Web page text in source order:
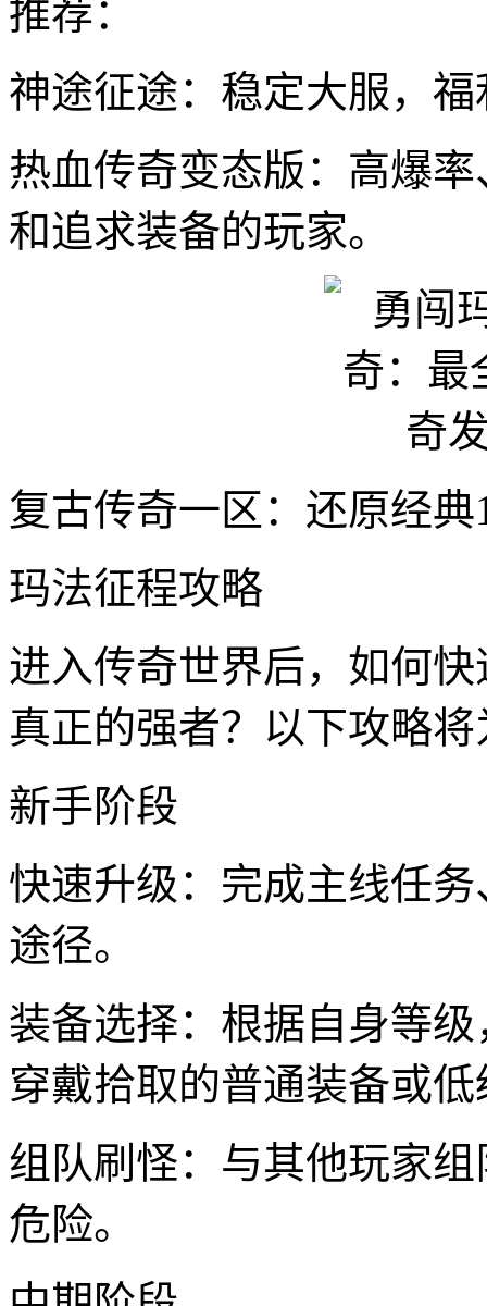
推荐：
神途征途：稳定大服，
热血传奇变态版：高爆
和追求装备的玩家。
复古传奇一区：还原经
玛法征程攻略
进入传奇世界后，如何
真正的强者？以下攻略
新手阶段
快速升级：完成主线任
途径。
装备选择：根据自身等
穿戴拾取的普通装备或
组队刷怪：与其他玩家
危险。